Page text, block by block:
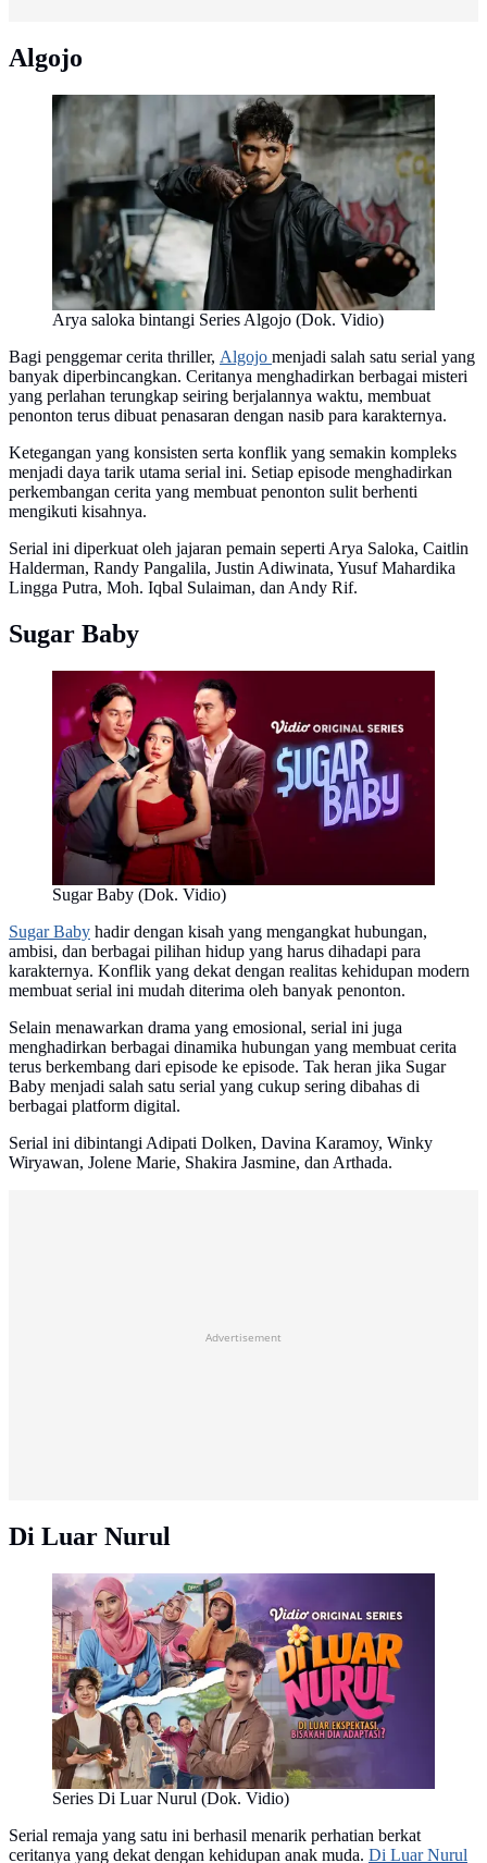
Algojo
Arya saloka bintangi Series Algojo (Dok. Vidio)
Bagi penggemar cerita thriller, Algojo menjadi salah satu serial yang
banyak diperbincangkan. Ceritanya menghadirkan berbagai misteri
yang perlahan terungkap seiring berjalannya waktu, membuat
penonton terus dibuat penasaran dengan nasib para karakternya.
Ketegangan yang konsisten serta konflik yang semakin kompleks
menjadi daya tarik utama serial ini. Setiap episode menghadirkan
perkembangan cerita yang membuat penonton sulit berhenti
mengikuti kisahnya.
Serial ini diperkuat oleh jajaran pemain seperti Arya Saloka, Caitlin
Halderman, Randy Pangalila, Justin Adiwinata, Yusuf Mahardika
Lingga Putra, Moh. Iqbal Sulaiman, dan Andy Rif.
Sugar Baby
Sugar Baby (Dok. Vidio)
Sugar Baby hadir dengan kisah yang mengangkat hubungan,
ambisi, dan berbagai pilihan hidup yang harus dihadapi para
karakternya. Konflik yang dekat dengan realitas kehidupan modern
membuat serial ini mudah diterima oleh banyak penonton.
Selain menawarkan drama yang emosional, serial ini juga
menghadirkan berbagai dinamika hubungan yang membuat cerita
terus berkembang dari episode ke episode. Tak heran jika Sugar
Baby menjadi salah satu serial yang cukup sering dibahas di
berbagai platform digital.
Serial ini dibintangi Adipati Dolken, Davina Karamoy, Winky
Wiryawan, Jolene Marie, Shakira Jasmine, dan Arthada.
Advertisement
Di Luar Nurul
Series Di Luar Nurul (Dok. Vidio)
Serial remaja yang satu ini berhasil menarik perhatian berkat
ceritanya yang dekat dengan kehidupan anak muda. Di Luar Nurul